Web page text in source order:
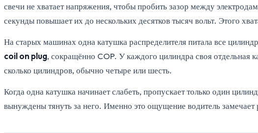
свечи не хватает напряжения, чтобы пробить зазор между
секунды повышает их до нескольких десятков тысяч вольт. Этого
На старых машинах одна катушка распределителя питала все
coil on plug, сокращённо COP. У каждого цилиндра своя отдельная
сколько цилиндров, обычно четыре или шесть.
Когда одна катушка начинает слабеть, пропускает только один
вынуждены тянуть за него. Именно это ощущение водитель